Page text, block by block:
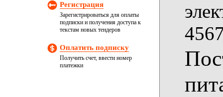
Регистрация
Зарегистрироваться для оплаты
подписки и получения доступа к
текстам новых тендеров
Оплатить подписку
Получить счет, ввести номер
платежки